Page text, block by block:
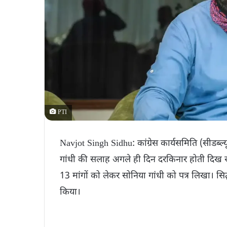
PTI
Navjot Singh Sidhu: कांग्रेस कार्यसमिति
गांधी की सलाह अगले ही दिन दरकिनार होती दिख
13 मांगों को लेकर सोनिया गांधी को पत्र लिखा।
किया।